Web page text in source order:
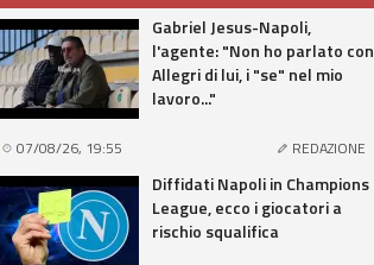
Gabriel Jesus-Napoli,
l'agente: "Non ho parlato con
Allegri di lui, i "se" nel mio
lavoro..."
07/08/26, 19:55 REDAZIONE
Diffidati Napoli in Champions
League, ecco i giocatori a
rischio squalifica